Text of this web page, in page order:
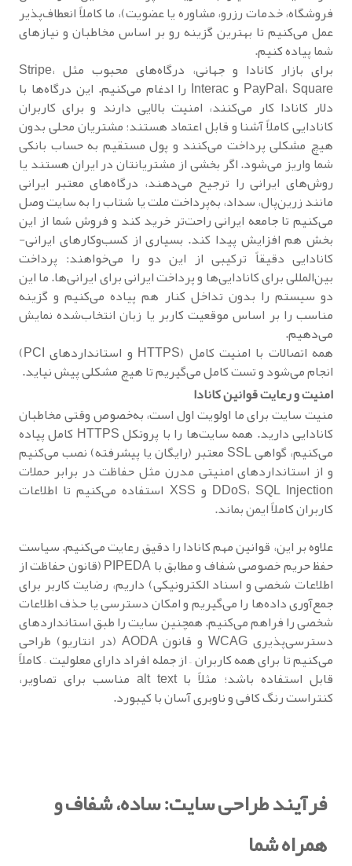
فروشگاه، خدمات رزرو، مشاوره یا عضویت)، ما کاملاً انعطاف‌پذیر
عمل می‌کنیم تا بهترین گزینه رو بر اساس مخاطبان و نیازهای
شما پیاده کنیم.
برای بازار کانادا و جهانی، درگاه‌های محبوب مثل Stripe،
PayPal، Square و Interac را ادغام می‌کنیم. این درگاه‌ها با
دلار کانادا کار می‌کنند، امنیت بالایی دارند و برای کاربران
کانادایی کاملاً آشنا و قابل اعتماد هستند؛ مشتریان محلی بدون
هیچ مشکلی پرداخت می‌کنند و پول مستقیم به حساب بانکی
شما واریز می‌شود. اگر بخشی از مشتریانتان در ایران هستند یا
روش‌های ایرانی را ترجیح می‌دهند، درگاه‌های معتبر ایرانی
مانند زرین‌پال، سداد، به‌پرداخت ملت یا شتاب را به سایت وصل
می‌کنیم تا جامعه ایرانی راحت‌تر خرید کند و فروش شما از این
بخش هم افزایش پیدا کند. بسیاری از کسب‌وکارهای ایرانی-
کانادایی دقیقاً ترکیبی از این دو را می‌خواهند: پرداخت
بین‌المللی برای کانادایی‌ها و پرداخت ایرانی برای ایرانی‌ها. ما این
دو سیستم را بدون تداخل کنار هم پیاده می‌کنیم و گزینه
مناسب را بر اساس موقعیت کاربر یا زبان انتخاب‌شده نمایش
می‌دهیم.
همه اتصالات با امنیت کامل (HTTPS و استانداردهای PCI)
انجام می‌شود و تست کامل می‌گیریم تا هیچ مشکلی پیش نیاید.
امنیت و رعایت قوانین کانادا
منیت سایت برای ما اولویت اول است، به‌خصوص وقتی مخاطبان
کانادایی دارید. همه سایت‌ها را با پروتکل HTTPS کامل پیاده
می‌کنیم، گواهی SSL معتبر (رایگان یا پیشرفته) نصب می‌کنیم
و از استانداردهای امنیتی مدرن مثل حفاظت در برابر حملات
DDoS، SQL Injection و XSS استفاده می‌کنیم تا اطلاعات
کاربران کاملاً ایمن بماند.
علاوه بر این، قوانین مهم کانادا را دقیق رعایت می‌کنیم. سیاست
حفظ حریم خصوصی شفاف و مطابق با PIPEDA (قانون حفاظت از
اطلاعات شخصی و اسناد الکترونیکی) داریم، رضایت کاربر برای
جمع‌آوری داده‌ها را می‌گیریم و امکان دسترسی یا حذف اطلاعات
شخصی را فراهم می‌کنیم. همچنین سایت را طبق استانداردهای
دسترسی‌پذیری WCAG و قانون AODA (در انتاریو) طراحی
می‌کنیم تا برای همه کاربران – از جمله افراد دارای معلولیت – کاملاً
قابل استفاده باشد؛ مثلاً با alt text مناسب برای تصاویر،
کنتراست رنگ کافی و ناوبری آسان با کیبورد.
فرآیند طراحی سایت: ساده، شفاف و
همراه شما